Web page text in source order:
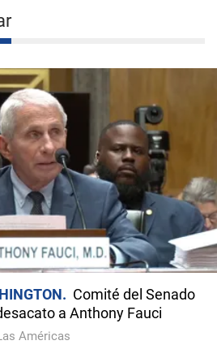
Comité del Senado
a Anthony Fauci
Américas